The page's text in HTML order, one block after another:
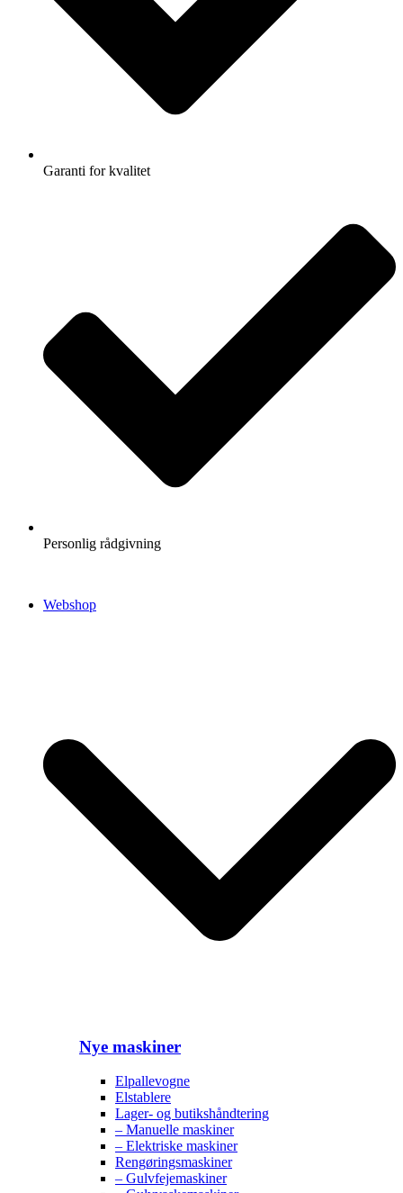
Garanti for kvalitet
Personlig rådgivning
Webshop
Nye maskiner
Elpallevogne
Elstablere
Lager- og butikshåndtering
– Manuelle maskiner
– Elektriske maskiner
Rengøringsmaskiner
– Gulvfejemaskiner